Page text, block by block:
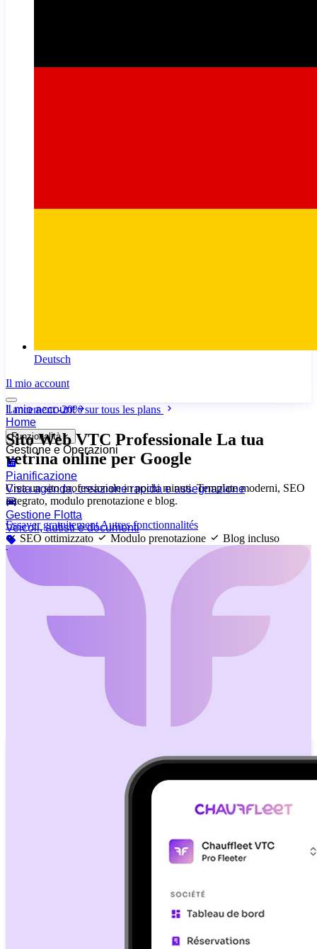
Deutsch
Il mio account
Il mio account
Home
Funzionalità
Gestione e Operazioni
Pianificazione
Vista agenda, creazione rapida e assegnazione
Gestione Flotta
Veicoli, autisti e documenti
Tariffazione
Calcolatore prezzi e zone
Assegnazione Automatica
Assegnazione corse in 2 secondi
Geolocalizzazione
Tracciamento GPS della flotta in tempo reale
Crescita ed Esperienza
Prenotazioni automatizzate 24/7
Prenotazioni aziendali e fatturazione
Lancement-20%sur tous les plans
Sito Web VTC Professionale La tua
vetrina online per Google
Crea un sito professionale in pochi minuti. Template moderni, SEO
integrato, modulo prenotazione e blog.
Essayer gratuitementAutres fonctionnalités
SEO ottimizzato
Modulo prenotazione Blog incluso